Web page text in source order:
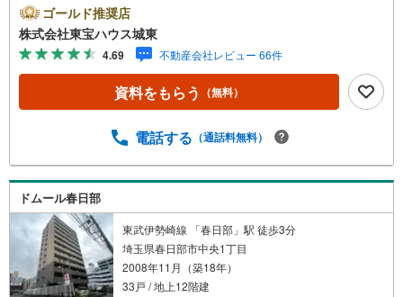
カレンダーの作成▽ご購入後もお客様の人生のパートナー
として暮らしの「安心」を守り続けます。【Yahoo！ 不動
産キャンペーン対象店舗】当店で物件を成約するとPayPay
ボーナスライトがもらえる「Yahoo！ 不動産 物件ご成約キ
ャンペーン」の対象になります。「資料をもらう」「見学
予約をする」ボタンからお問い合わせください。※必ずYah
スライトは出金と譲渡はできません。ご案内・詳細な資料
時受け付けております！■頭金0円からのご購入可能です■
（諸費用もOK）お気軽にお問い合わせください。
ゴールド推奨店
株式会社東宝ハウス城東
4.69 不動産会社レビュー 66件
資料をもらう （無料）
電話する （通話料無料）
ドムール春日部
東武伊勢崎線 「春日部」駅 徒歩3分
埼玉県春日部市中央1丁目
2008年11月（築18年）
33戸 / 地上12階建